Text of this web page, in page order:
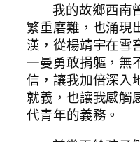
我的故鄉西南
繁重磨難，也涌現
漢，從楊靖宇在雪
一曼勇敢捐軀，無
信，讓我加倍深入
就義，也讓我感觸
代青年的義務。